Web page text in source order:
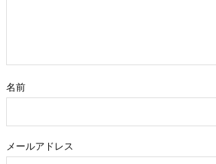
名前
メールアドレス